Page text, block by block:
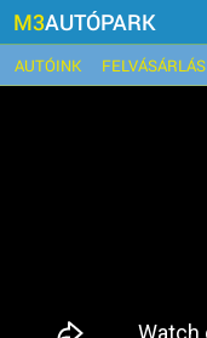
M3AUTÓPARK
AUTÓINK FELVÁSÁRLÁS